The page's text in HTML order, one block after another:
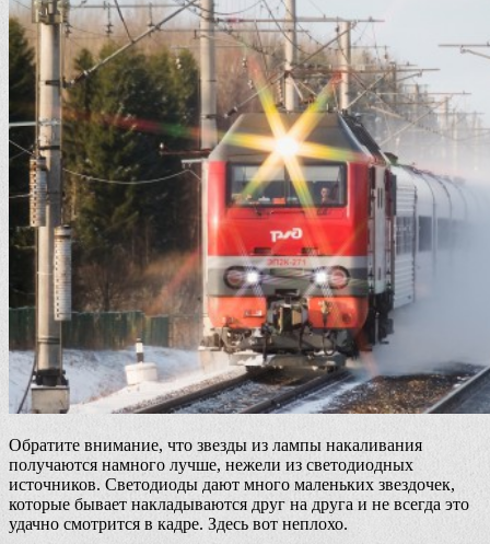
Обратите внимание, что звезды из лампы накаливания
получаются намного лучше, нежели из светодиодных
источников. Светодиоды дают много маленьких звездочек,
которые бывает накладываются друг на друга и не всегда это
удачно смотрится в кадре. Здесь вот неплохо.